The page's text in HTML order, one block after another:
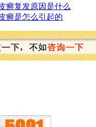
癣复发原因是什么
癣是怎么引起的